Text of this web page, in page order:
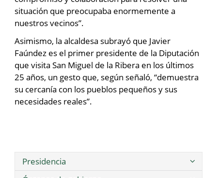
situación que preocupaba enormemente a
nuestros vecinos”.
Asimismo, la alcaldesa subrayó que Javier
Faúndez es el primer presidente de la Diputación
que visita San Miguel de la Ribera en los últimos
25 años, un gesto que, según señaló, “demuestra
su cercanía con los pueblos pequeños y sus
necesidades reales”.
Presidencia